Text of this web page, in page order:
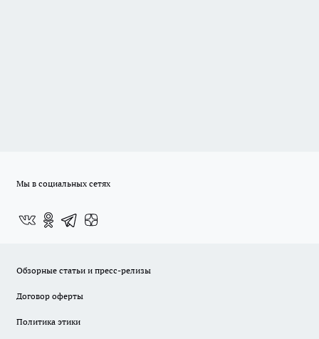
Мы в социальных сетях
Обзорные статьи и пресс-релизы
Договор оферты
Политика этики